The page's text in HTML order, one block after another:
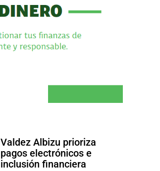
Valdez Albizu prioriza
pagos electrónicos e
inclusión financiera